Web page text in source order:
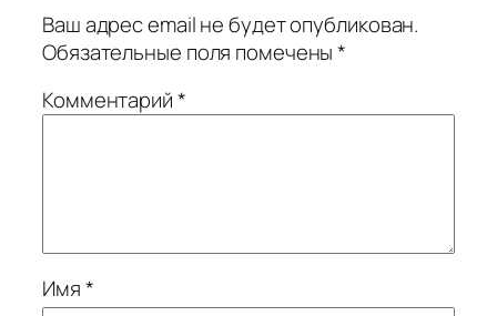
Ваш адрес email не будет опубликован.
Обязательные поля помечены*
Комментарий*
Имя*